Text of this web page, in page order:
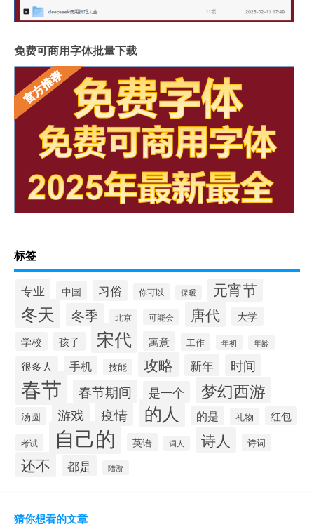
免费可商用字体批量下载
标签
专业 中国 习俗 你可以 保暖 元宵节
冬天 冬季 北京 可能会 唐代
大学
学校
孩子 宋代 寓意 工作 年初 年龄
很多人 手机 技能 攻略 新年 时间
春节 春节期间 是一个 梦幻西游
汤圆 游戏 疫情 的人 的是 礼物 红包
考试 自己的 英语 词人 诗人 诗词
还不 都是 陆游
猜你想看的文章